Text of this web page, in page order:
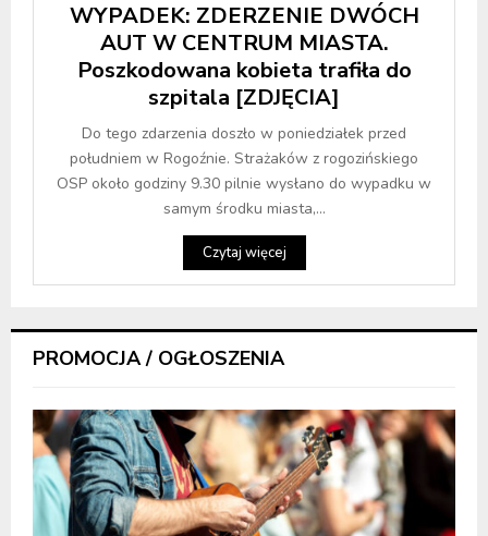
WYPADEK: ZDERZENIE DWÓCH
AUT W CENTRUM MIASTA.
Poszkodowana kobieta trafiła do
szpitala [ZDJĘCIA]
Do tego zdarzenia doszło w poniedziałek przed
południem w Rogoźnie. Strażaków z rogozińskiego
OSP około godziny 9.30 pilnie wysłano do wypadku w
samym środku miasta,...
Czytaj więcej
PROMOCJA / OGŁOSZENIA